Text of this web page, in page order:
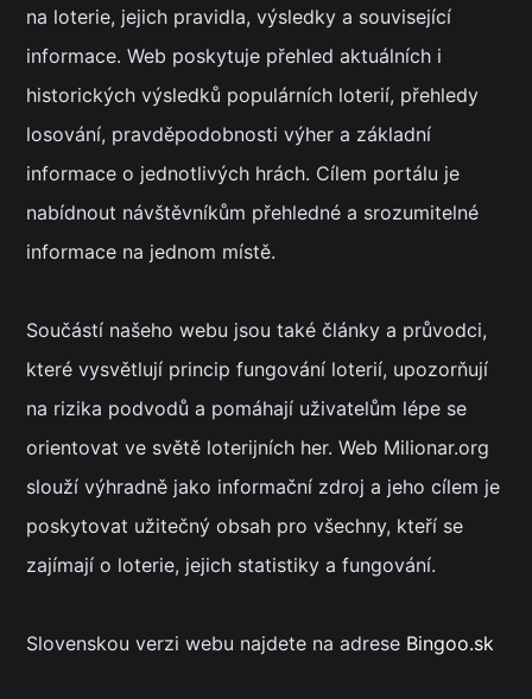
na loterie, jejich pravidla, výsledky a související
informace. Web poskytuje přehled aktuálních i
historických výsledků populárních loterií, přehledy
losování, pravděpodobnosti výher a základní
informace o jednotlivých hrách. Cílem portálu je
nabídnout návštěvníkům přehledné a srozumitelné
informace na jednom místě.
Součástí našeho webu jsou také články a průvodci,
které vysvětlují princip fungování loterií, upozorňují
na rizika podvodů a pomáhají uživatelům lépe se
orientovat ve světě loterijních her. Web Milionar.org
slouží výhradně jako informační zdroj a jeho cílem je
poskytovat užitečný obsah pro všechny, kteří se
zajímají o loterie, jejich statistiky a fungování.
Slovenskou verzi webu najdete na adrese Bingoo.sk